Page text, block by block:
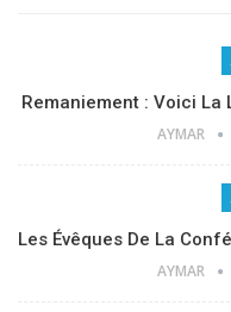
Remaniement : Voici La
AYMAR
Les Évêques De La
AYMAR